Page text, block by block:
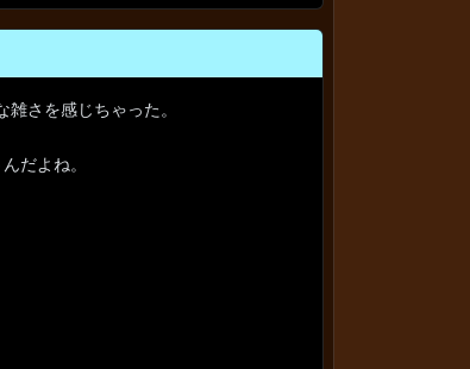
さを感じちゃった。
だよね。